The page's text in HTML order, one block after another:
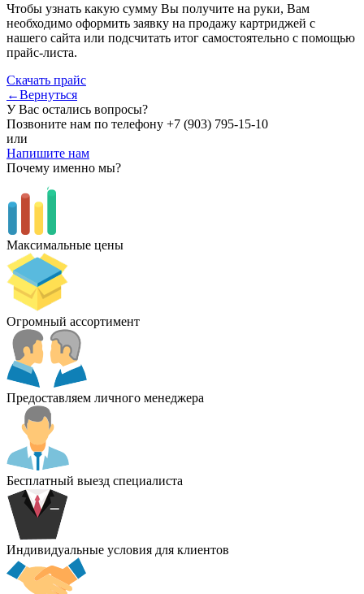
Чтобы узнать какую сумму Вы получите на руки, Вам
необходимо оформить заявку на продажу картриджей с
нашего сайта или подсчитать итог самостоятельно с помощью
прайс-листа.
Скачать прайс
←Вернуться
У Вас остались вопросы?
Позвоните нам по телефону +7 (903) 795-15-10
или
Напишите нам
Почему именно мы?
Максимальные цены
Огромный ассортимент
Предоставляем личного менеджера
Бесплатный выезд специалиста
Индивидуальные условия для клиентов